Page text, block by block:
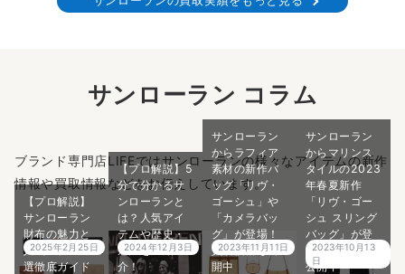
サンローラン コラム
ブランド専門店LIFEではサンローランの様々なアイテムの新作
情報や買取情報などをお伝えしています。
【プロ解説】
サンローラン
財布の魅力と
人気モデル15
選徹底ガイド
2025年2月25日
【プロ解説】5
分で分かるサ
ンローランと
は？人気アイ
テムや歴史・
魅力をご紹
介！
2024年12月3日
サンローラン
からラフィア
素材の新作バ
ッグ「リヴ・
ゴーシュ」や
「カメラバッ
グ」が登場！
買取価格も公
開中
2023年11月11日
サンローラン
からマリンス
タイルの2023
年春夏新作
「リヴ・ゴー
シュ スリング
バッグ」が登
場！買取価格
公開中
2023年10月13
日